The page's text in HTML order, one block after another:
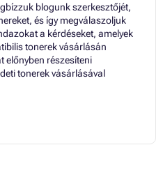
blogunk szerkesztőjét,
és így megválaszoljuk
a kérdéseket, amelyek
tonerek vásárlásán
előnyben részesíteni
tonerek vásárlásával